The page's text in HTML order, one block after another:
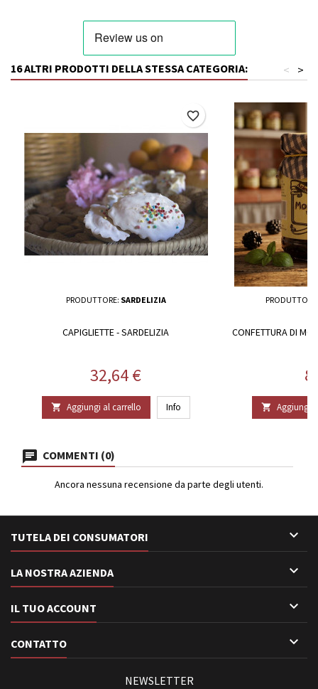
16 ALTRI PRODOTTI DELLA STESSA CATEGORIA: >
<
PRODUTTORE: SARDELIZIA
CAPIGLIETTE - SARDELIZIA
Prezzo
32,64 €
 Aggiungi al carrello Info
favorite_border
CONFETTURA DI
 Aggiungi
COMMENTI (0)
Ancora nessuna recensione da parte degli utenti.
TUTELA DEI CONSUMATORI 
LA NOSTRA AZIENDA 
IL TUO ACCOUNT 
CONTATTO 
NEWSLETTER